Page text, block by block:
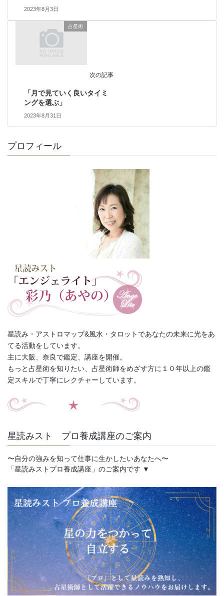
2023年8月3日
占星術
次の記事
「月で見ていく良いタイミ
ングを選ぶ」
2023年8月31日
プロフィール
星読み・アストロマップ&風水・タロットであなたの未来に光をあ
てる活動をしています。
主に大阪、奈良で鑑定、講座を開催。
もっと占星術を知りたい、占星術師をめざす方に１０年以上の鑑
定スキルで丁寧にレクチャーしています。
星読みスト プロ養成講座のご案内
〜自分の強みを知って仕事に生かしたいあなたへ〜
「星読みストプロ養成講座」のご案内です ▼